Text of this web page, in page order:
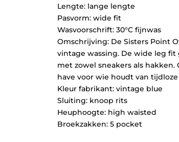
Lengte: lange lengte
Pasvorm: wide fit
Wasvoorschrift: 30°C fijnwas
Omschrijving: De Sisters Point
vintage wassing. De wide leg
met zowel sneakers als
have voor wie houdt van
Kleur fabrikant: vintage blue
Sluiting: knoop rits
Heuphoogte: high waisted
Broekzakken: 5 pocket